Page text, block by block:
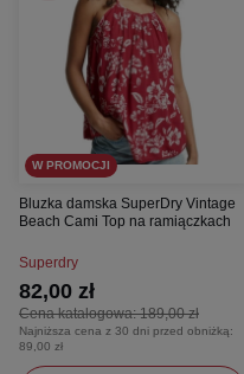
W PROMOCJI
Bluzka damska SuperDry Vintage
Beach Cami Top na ramiączkach
Superdry
Cena katalogowa:189,00 zł
82,00 zł
Najniższa cena z 30 dni przed obniżką:
89,00 zł